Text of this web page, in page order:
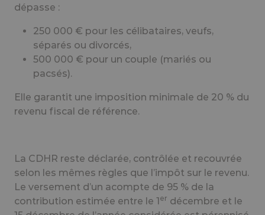
dépasse :
250 000 € pour les célibataires, veufs,
séparés ou divorcés,
500 000 € pour un couple (mariés ou
pacsés).
Elle garantit une imposition minimale de 20 % du
revenu fiscal de référence.
La CDHR reste déclarée, contrôlée et recouvrée
selon les mêmes règles que l’impôt sur le revenu.
Le versement d’un acompte de 95 % de la
contribution estimée entre le 1er décembre et le